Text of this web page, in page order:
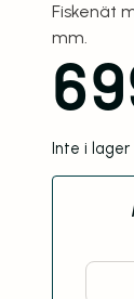
Inte i lager
Fiskenät
mm.